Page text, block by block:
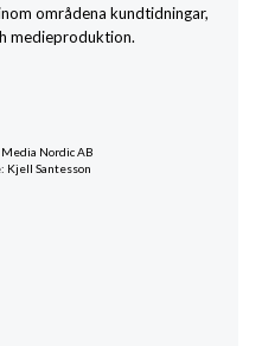
områdena kundtidningar,
medieproduktion.
Nordic AB
Kjell Santesson